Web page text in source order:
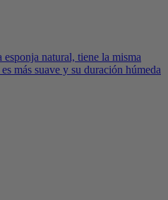
esponja natural, tiene la misma
más suave y su duración húmeda